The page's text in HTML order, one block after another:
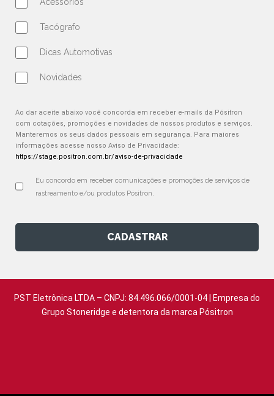
Tacógrafo
Dicas Automotivas
Novidades
Ao dar aceite abaixo você concorda em receber e-mails da Pósitron
com cotações, promoções e novidades de nossos produtos e serviços.
Manteremos os seus dados pessoais em segurança. Para maiores
informações acesse nosso Aviso de Privacidade:
https://stage.positron.com.br/aviso-de-privacidade
Eu concordo em receber comunicações e promoções de serviços de
rastreamento e/ou produtos Pósitron.
CADASTRAR
PST Eletrônica LTDA – CNPJ: 84.496.066/0001-04 | Empresa do
Grupo Stoneridge e detentora da marca Pósitron